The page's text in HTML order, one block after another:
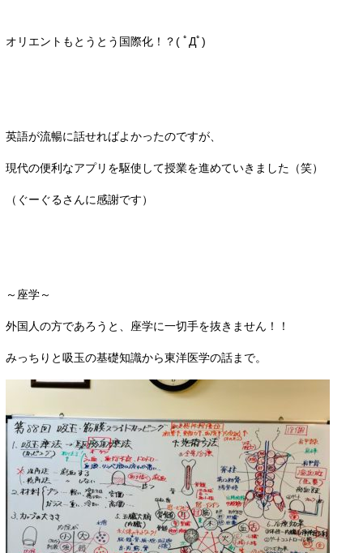
オリエントもとうとう国際化！？( ﾟДﾟ)
英語が流暢に話せればよかったのですが、
現代の便利なアプリを駆使して授業を進めていきました（笑）
（ぐーぐるさんに感謝です）
～座学～
外国人の方であろうと、座学に一切手を抜きません！！
みっちりと吸玉の基礎知識から東洋医学の話まで。